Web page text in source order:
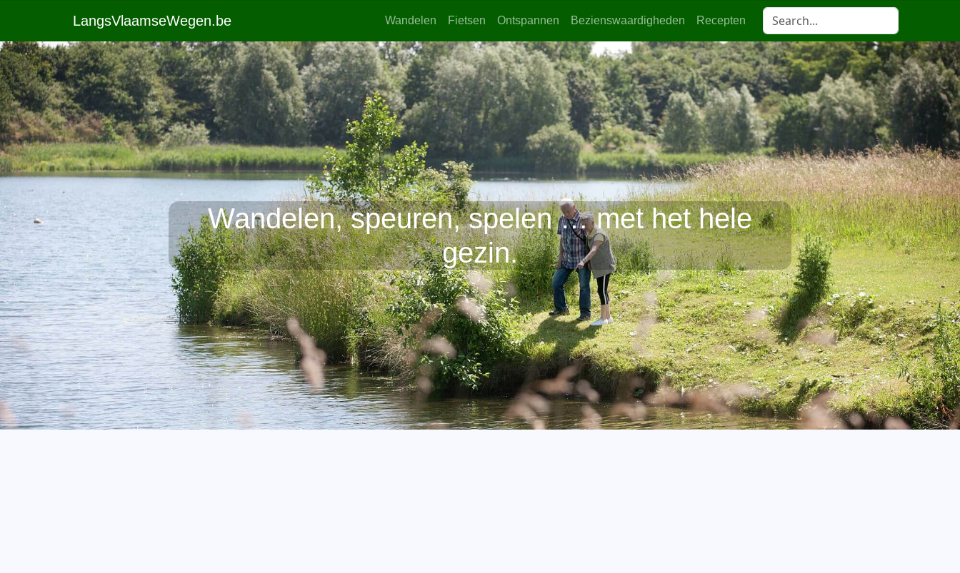
LangsVlaamseWegen.be Wandelen Fietsen Ontspannen Bezienswaardigheden Recepten
Wandelen, speuren, spelen … met het hele
gezin.